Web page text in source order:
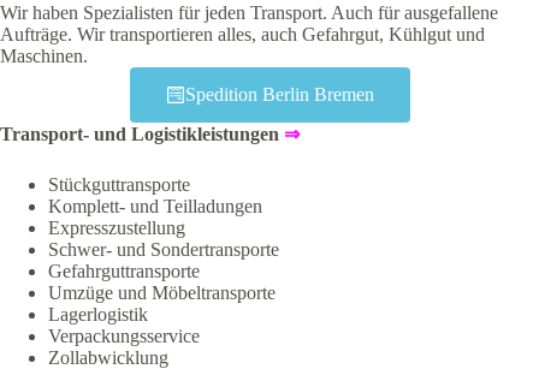
Wir haben Spezialisten für jeden Transport. Auch für ausgefallene
Aufträge. Wir transportieren alles, auch Gefahrgut, Kühlgut und
Maschinen.
Spedition Berlin Bremen
Transport- und Logistikleistungen ⇒
Stückguttransporte
Komplett- und Teilladungen
Expresszustellung
Schwer- und Sondertransporte
Gefahrguttransporte
Umzüge und Möbeltransporte
Lagerlogistik
Verpackungsservice
Zollabwicklung